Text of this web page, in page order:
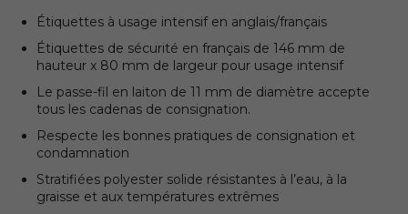
Étiquettes à usage intensif en anglais/français
Étiquettes de sécurité en français de 146 mm de
hauteur x 80 mm de largeur pour usage intensif
Le passe-fil en laiton de 11 mm de diamètre accepte
tous les cadenas de consignation.
Respecte les bonnes pratiques de consignation et
condamnation
Stratifiées polyester solide résistantes à l’eau, à la
graisse et aux températures extrêmes